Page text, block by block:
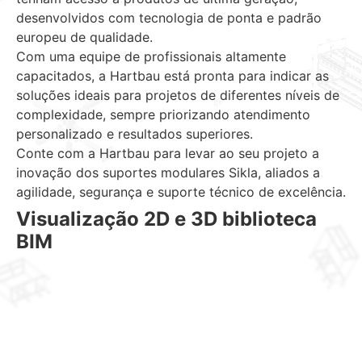
desenvolvidos com tecnologia de ponta e padrão
europeu de qualidade.
Com uma equipe de profissionais altamente
capacitados, a Hartbau está pronta para indicar as
soluções ideais para projetos de diferentes níveis de
complexidade, sempre priorizando atendimento
personalizado e resultados superiores.
Conte com a Hartbau para levar ao seu projeto a
inovação dos suportes modulares Sikla, aliados a
agilidade, segurança e suporte técnico de excelência.
Visualização 2D e 3D biblioteca
BIM